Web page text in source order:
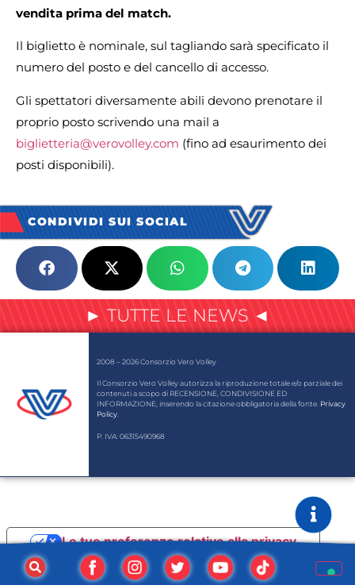
vendita prima del match.
Il biglietto è nominale, sul tagliando sarà specificato il
numero del posto e del cancello di accesso.
Gli spettatori diversamente abili devono prenotare il
proprio posto scrivendo una mail a
biglietteria@verovolley.com (fino ad esaurimento dei
posti disponibili).
CONDIVIDI SUI SOCIAL
► TUTTE LE NEWS ◄
2008 – 2026 Consorzio Vero Volley
Il Consorzio Vero Volley autorizza la riproduzione totale e/o parziale dei
contenuti a scopo di RECENSIONE, CONDIVISIONE ED
INFORMAZIONE, inserendo la citazione obbligatoria della fonte. Privacy
Policy.
P. IVA: 06315490968
Informativa sulla raccolta
Le tue preferenze relative alla privacy